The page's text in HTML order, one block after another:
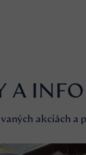
A
akciách a